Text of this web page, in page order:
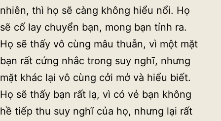
nhiên, thì họ sẽ càng không hiểu nổi. Họ
sẽ cố lay chuyển bạn, mong bạn tỉnh ra.
Họ sẽ thấy vô cùng mâu thuẫn, vì một mặt
bạn rất cứng nhắc trong suy nghĩ, nhưng
mặt khác lại vô cùng cởi mở và hiểu biết.
Họ sẽ thấy bạn rất lạ, vì có vẻ bạn không
hề tiếp thu suy nghĩ của họ, nhưng lại rất